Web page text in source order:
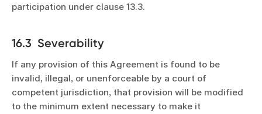
participation under clause 13.3.
16.3 Severability
If any provision of this Agreement is found to be
invalid, illegal, or unenforceable by a court of
competent jurisdiction, that provision will be modified
to the minimum extent necessary to make it